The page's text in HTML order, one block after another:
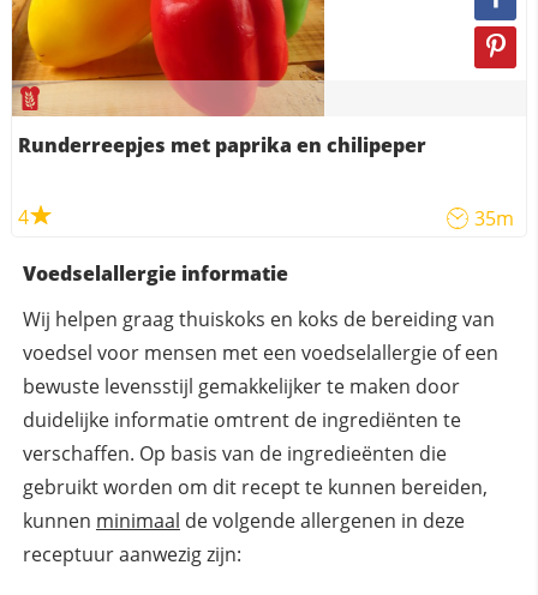
Runderreepjes met paprika en chilipeper
4 35m
Voedselallergie informatie
Wij helpen graag thuiskoks en koks de bereiding van
voedsel voor mensen met een voedselallergie of een
bewuste levensstijl gemakkelijker te maken door
duidelijke informatie omtrent de ingrediënten te
verschaffen. Op basis van de ingredieënten die
gebruikt worden om dit recept te kunnen bereiden,
kunnen minimaal de volgende allergenen in deze
receptuur aanwezig zijn: